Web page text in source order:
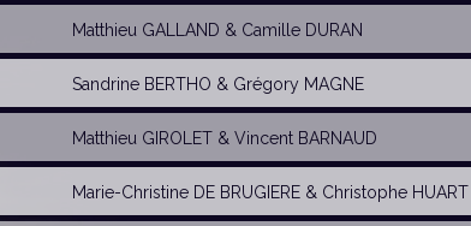
Matthieu GALLAND & Camille DURAN
Sandrine BERTHO & Grégory MAGNE
Matthieu GIROLET& Vincent BARNAUD
Marie-Christine DE BRUGIERE& Christophe HUART